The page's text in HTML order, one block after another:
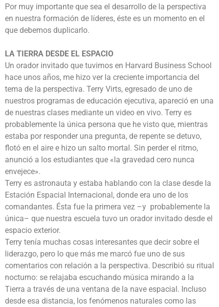
Por muy importante que sea el desarrollo de la perspectiva
en nuestra formación de líderes, éste es un momento en el
que debemos duplicarlo.
LA TIERRA DESDE EL ESPACIO
Un orador invitado que tuvimos en Harvard Business School
hace unos años, me hizo ver la creciente importancia del
tema de la perspectiva. Terry Virts, egresado de uno de
nuestros programas de educación ejecutiva, apareció en una
de nuestras clases mediante un video en vivo. Terry es
probablemente la única persona que he visto que, mientras
estaba por responder una pregunta, de repente se detuvo,
flotó en el aire e hizo un salto mortal. Sin perder el ritmo,
anunció a los estudiantes que «la gravedad cero nunca
envejece».
Terry es astronauta y estaba hablando con la clase desde la
Estación Espacial Internacional, donde era uno de los
comandantes. Ésta fue la primera vez –y probablemente la
única– que nuestra escuela tuvo un orador invitado desde el
espacio exterior.
Terry tenía muchas cosas interesantes que decir sobre el
liderazgo, pero lo que más me marcó fue uno de sus
comentarios con relación a la perspectiva. Describió su ritual
nocturno: se relajaba escuchando música mirando a la
Tierra a través de una ventana de la nave espacial. Incluso
desde esa distancia, los fenómenos naturales como las